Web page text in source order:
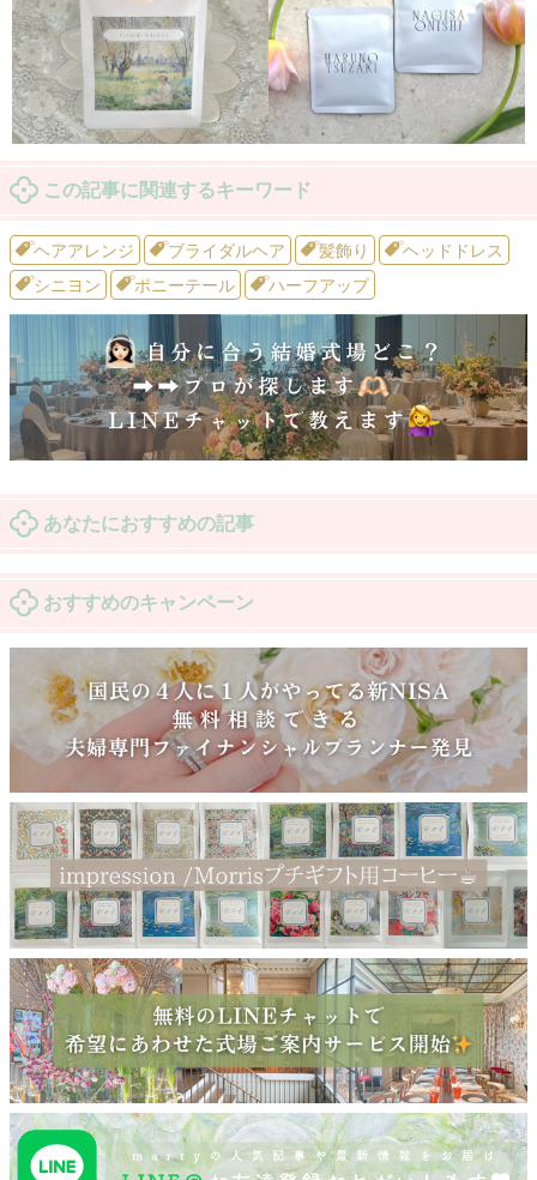
この記事に関連するキーワード
ヘアアレンジ ブライダルヘア 髪飾り
ヘッドドレス
シニヨン
ポニーテール ハーフアップ
あなたにおすすめの記事
おすすめのキャンペーン